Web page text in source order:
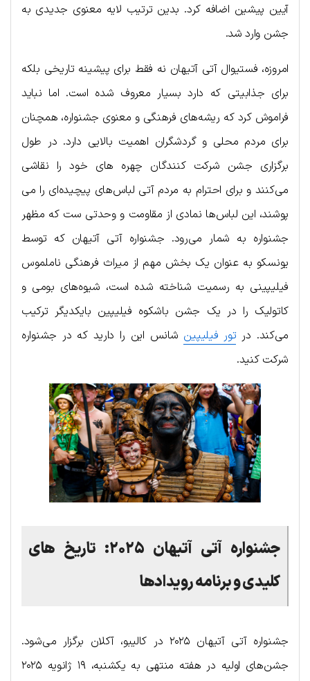
آیین پیشین اضافه کرد. بدین ترتیب لایه معنوی جدیدی به
جشن وارد شد.
امروزه، فستیوال آتی آتیهان نه فقط برای پیشینه تاریخی بلکه
برای جذابیتی که دارد بسیار معروف شده است. اما نباید
فراموش کرد که ریشه‌های فرهنگی و معنوی جشنواره، همچنان
برای مردم محلی و گردشگران اهمیت بالایی دارد. در طول
برگزاری جشن شرکت کنندگان چهره های خود را نقاشی
می‌کنند و برای احترام به مردم آتی لباس‌های پیچیده‌ای را می
پوشند، این لباس‌ها نمادی از مقاومت و وحدتی ست که مظهر
جشنواره به شمار می‌رود. جشنواره آتی آتیهان که توسط
یونسکو به عنوان یک بخش مهم از میراث فرهنگی ناملموس
فیلیپینی به رسمیت شناخته شده است، شیوه‌های بومی و
کاتولیک را در یک جشن باشکوه فیلیپین بایکدیگر ترکیب
می‌کند. در تور فیلیپین شانس این را دارید که در جشنواره
شرکت کنید.
جشنواره آتی آتیهان ۲۰۲۵: تاریخ های
کلیدی و برنامه رویدادها
جشنواره آتی آتیهان ۲۰۲۵ در کالیبو، آکلان برگزار می‌شود.
جشن‌های اولیه در هفته منتهی به یکشنبه، ۱۹ ژانویه ۲۰۲۵